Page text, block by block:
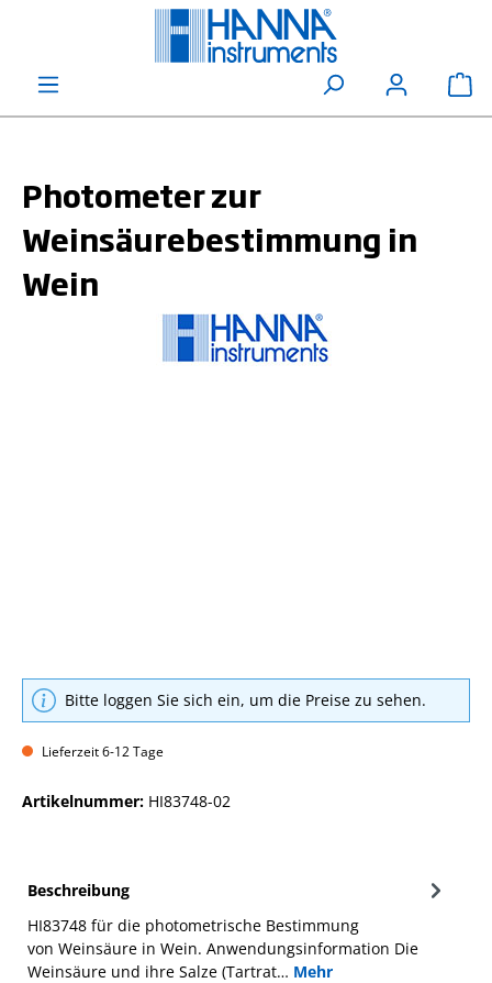
Photometer zur
Weinsäurebestimmung in
Wein
Bitte loggen Sie sich ein, um die Preise zu sehen.
Lieferzeit 6-12 Tage
Artikelnummer: HI83748-02
Beschreibung
HI83748 für die photometrische Bestimmung
von Weinsäure in Wein. Anwendungsinformation Die
Weinsäure und ihre Salze (Tartrat… Mehr